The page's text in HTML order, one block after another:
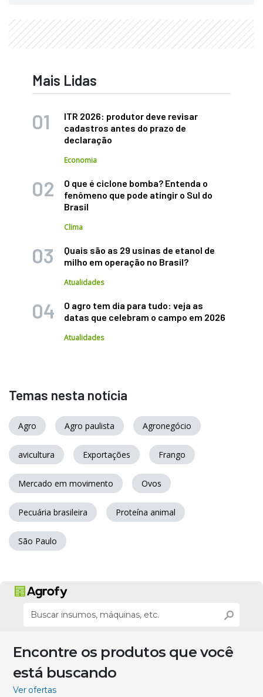
Mais Lidas
ITR 2026: produtor deve revisar
cadastros antes do prazo de
declaração
Economia
O que é ciclone bomba? Entenda o
fenômeno que pode atingir o Sul do
Brasil
Clima
Quais são as 29 usinas de etanol de
milho em operação no Brasil?
Atualidades
O agro tem dia para tudo: veja as
datas que celebram o campo em 2026
Atualidades
Temas nesta notícia
Agro Agro paulista Agronegócio
avicultura Exportações Frango
Mercado em movimento Ovos
Pecuária brasileira Proteína animal
São Paulo
Encontre os produtos que você
está buscando
Ver ofertas